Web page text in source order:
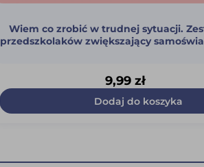
Wiem co zrobić w trudnej sytuacji.
przedszkolaków zwiększający
9,99 zł
Dodaj do koszyka